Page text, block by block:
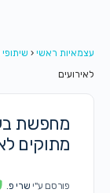
עצמאיות ראשי ‹ שיתופי
לאירועים
מחפשת
מתוקים
פורסם ע"ישרי פ.